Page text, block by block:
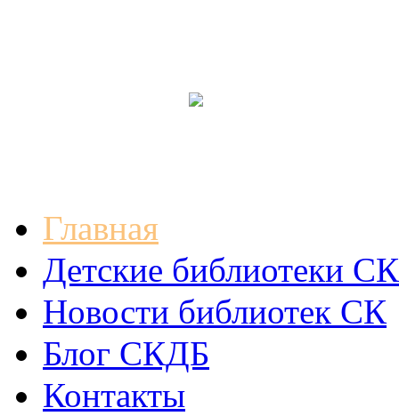
Главная
Детские библиотеки СК
Новости библиотек СК
Блог СКДБ
Контакты